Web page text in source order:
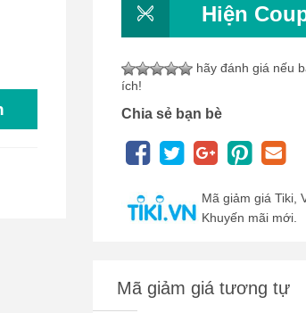
Hiện
hãy đánh giá nếu
ích!
Chia sẻ bạn bè
Mã giảm giá Tiki,
Khuyến mãi mới.
Mã giảm giá tương tự